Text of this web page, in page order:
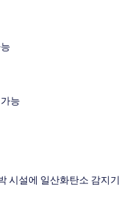
능
시설에 일산화탄소 감지기